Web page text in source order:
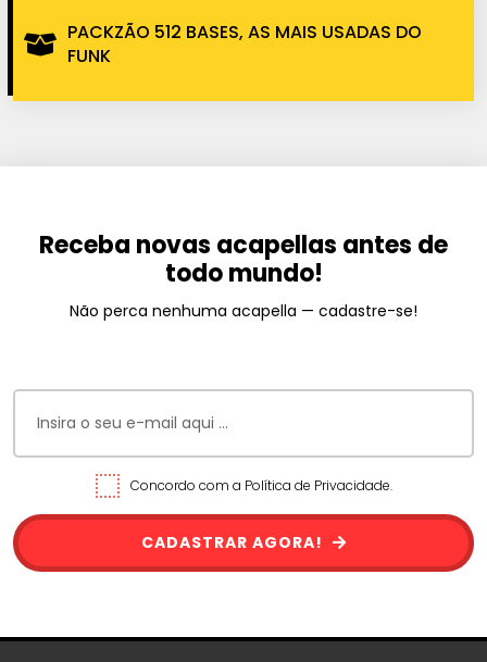
PACKZÃO 512 BASES, AS MAIS USADAS DO
FUNK
Receba novas acapellas antes de
todo mundo!
Não perca nenhuma acapella — cadastre-se!
Concordo com a Política de Privacidade.
CADASTRAR AGORA!